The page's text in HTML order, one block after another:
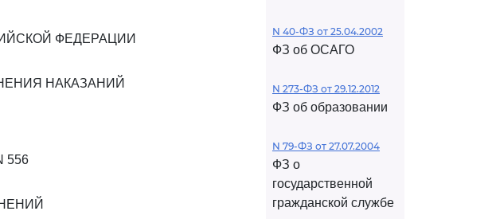
ФЕДЕРАЦИИ
НАКАЗАНИЙ
556
N 40-ФЗ от 25.04.2002
ФЗ об ОСАГО
N 273-ФЗ от 29.12.2012
ФЗ об образовании
N 79-ФЗ от 27.07.2004
ФЗ о
государственной
гражданской службе